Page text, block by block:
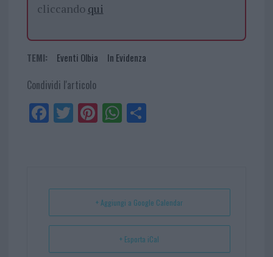
cliccando qui
TEMI: Eventi Olbia In Evidenza
Condividi l'articolo
Fa
ce
Tw
itt
Pi
nt
t
W
ha
p
Sh
+ Aggiungi a Google Calendar
+ Esporta iCal